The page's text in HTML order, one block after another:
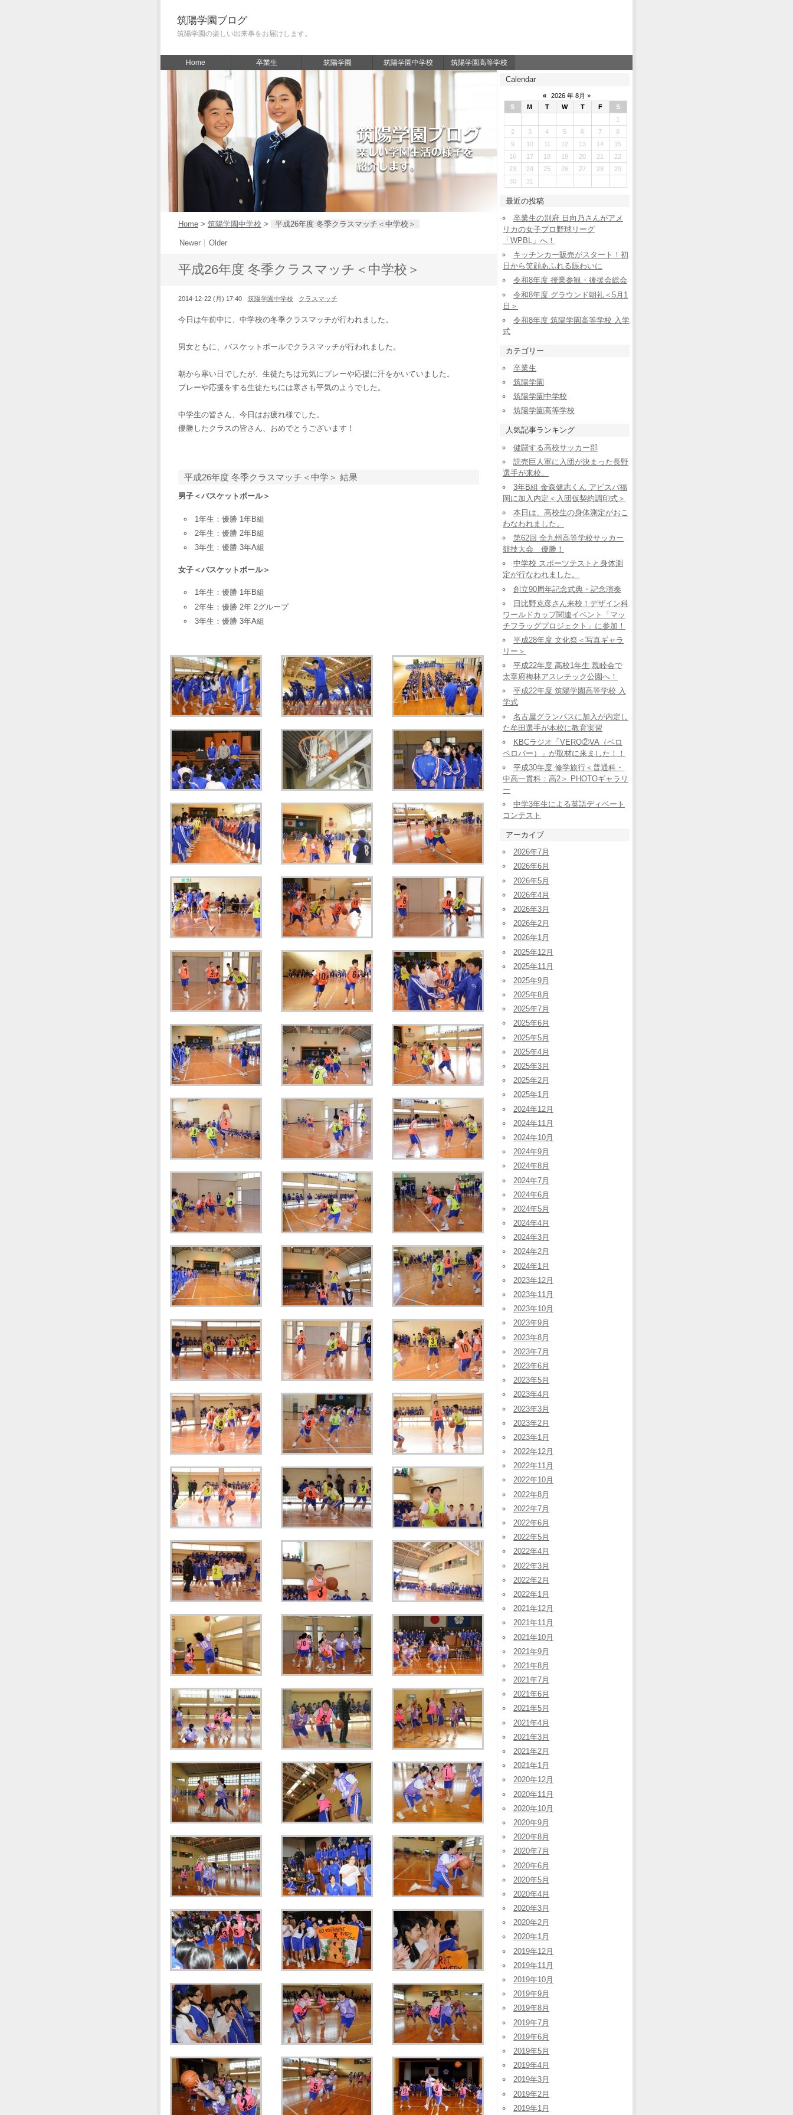
筑陽学園ブログ
筑陽学園の楽しい出来事をお届けします。
Home 卒業生 筑陽学園 筑陽学園中学校 筑陽学園高等学校
Home > 筑陽学園中学校 > 平成26年度 冬季クラスマッチ＜中学校＞
Newer Older
平成26年度 冬季クラスマッチ＜中学校＞
2014-12-22 (月) 17:40 筑陽学園中学校 クラスマッチ
今日は午前中に、中学校の冬季クラスマッチが行われました。
男女ともに、バスケットボールでクラスマッチが行われました。
朝から寒い日でしたが、生徒たちは元気にプレーや応援に汗をかいていました。
プレーや応援をする生徒たちには寒さも平気のようでした。
中学生の皆さん、今日はお疲れ様でした。
優勝したクラスの皆さん、おめでとうございます！
平成26年度 冬季クラスマッチ＜中学＞ 結果
男子＜バスケットボール＞
1年生：優勝 1年B組
2年生：優勝 2年B組
3年生：優勝 3年A組
女子＜バスケットボール＞
1年生：優勝 1年B組
2年生：優勝 2年 2グループ
3年生：優勝 3年A組
Calendar
«
2026 年 8月 »
S
M T W T F
S
1
2
3 4 5 6 7
8
9
10 11 12 13 14
15
16
17 18 19 20 21
22
23
24 25 26 27 28
29
30
31
最近の投稿
卒業生の別府 日向乃さんがアメ
リカの女子プロ野球リーグ
「WPBL」へ！
キッチンカー販売がスタート！初
日から笑顔あふれる賑わいに
令和8年度 授業参観・後援会総会
令和8年度 グラウンド朝礼＜5月1
日＞
令和8年度 筑陽学園高等学校 入学
式
カテゴリー
卒業生
筑陽学園
筑陽学園中学校
筑陽学園高等学校
人気記事ランキング
健闘する高校サッカー部
読売巨人軍に入団が決まった長野
選手が来校。
3年B組 金森健志くん アビスパ福
岡に加入内定＜入団仮契約調印式＞
本日は、高校生の身体測定がおこ
わなわれました。
第62回 全九州高等学校サッカー
競技大会 優勝！
中学校 スポーツテストと身体測
定が行なわれました。
創立90周年記念式典・記念演奏
日比野克彦さん来校！デザイン科
ワールドカップ関連イベント「マッ
チフラッグプロジェクト」に参加！
平成28年度 文化祭＜写真ギャラ
リー＞
平成22年度 高校1年生 親睦会で
太宰府梅林アスレチック公園へ！
平成22年度 筑陽学園高等学校 入
学式
名古屋グランパスに加入が内定し
た牟田選手が本校に教育実習
KBCラジオ「VERO②VA（ベロ
ベロバー）」が取材に来ました！！
平成30年度 修学旅行＜普通科・
中高一貫科：高2＞ PHOTOギャラリ
ー
中学3年生による英語ディベート
コンテスト
アーカイブ
2026年7月
2026年6月
2026年5月
2026年4月
2026年3月
2026年2月
2026年1月
2025年12月
2025年11月
2025年9月
2025年8月
2025年7月
2025年6月
2025年5月
2025年4月
2025年3月
2025年2月
2025年1月
2024年12月
2024年11月
2024年10月
2024年9月
2024年8月
2024年7月
2024年6月
2024年5月
2024年4月
2024年3月
2024年2月
2024年1月
2023年12月
2023年11月
2023年10月
2023年9月
2023年8月
2023年7月
2023年6月
2023年5月
2023年4月
2023年3月
2023年2月
2023年1月
2022年12月
2022年11月
2022年10月
2022年8月
2022年7月
2022年6月
2022年5月
2022年4月
2022年3月
2022年2月
2022年1月
2021年12月
2021年11月
2021年10月
2021年9月
2021年8月
2021年7月
2021年6月
2021年5月
2021年4月
2021年3月
2021年2月
2021年1月
2020年12月
2020年11月
2020年10月
2020年9月
2020年8月
2020年7月
2020年6月
2020年5月
2020年4月
2020年3月
2020年2月
2020年1月
2019年12月
2019年11月
2019年10月
2019年9月
2019年8月
2019年7月
2019年6月
2019年5月
2019年4月
2019年3月
2019年2月
2019年1月